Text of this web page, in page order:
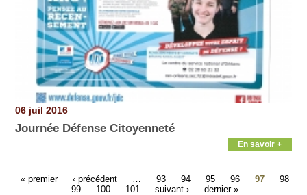
06 juil 2016
Journée Défense Citoyenneté
En savoir +
« premier ‹ précédent 93 94 95 96 97
98
99
100 101 suivant › dernier »